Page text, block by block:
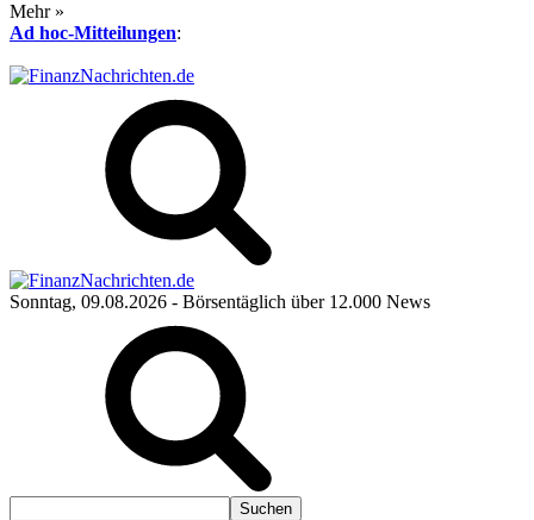
Mehr »
Ad hoc-Mitteilungen:
Sonntag, 09.08.2026 - Börsentäglich über 12.000 News